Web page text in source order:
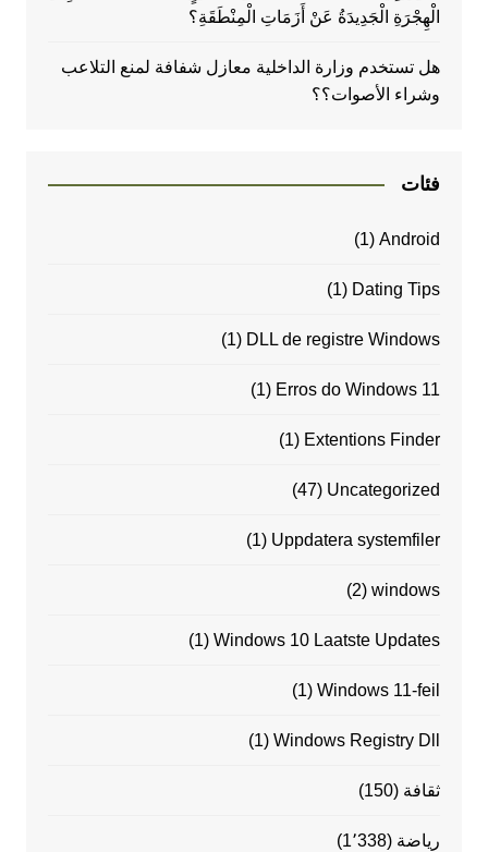
الْهِجْرَةِ الْجَدِيدَةُ عَنْ أَزَمَاتِ الْمِنْطَقَةِ؟
هل تستخدم وزارة الداخلية معازل شفافة لمنع التلاعب
وشراء الأصوات؟؟
فئات
Android
(1)
Dating Tips
(1)
DLL de registre Windows
(1)
Erros do Windows 11
(1)
Extentions Finder
(1)
Uncategorized
(47)
Uppdatera systemfiler
(1)
windows
(2)
Windows 10 Laatste Updates
(1)
Windows 11-feil
(1)
Windows Registry Dll
(1)
ثقافة (150)
رياضة (1٬338)